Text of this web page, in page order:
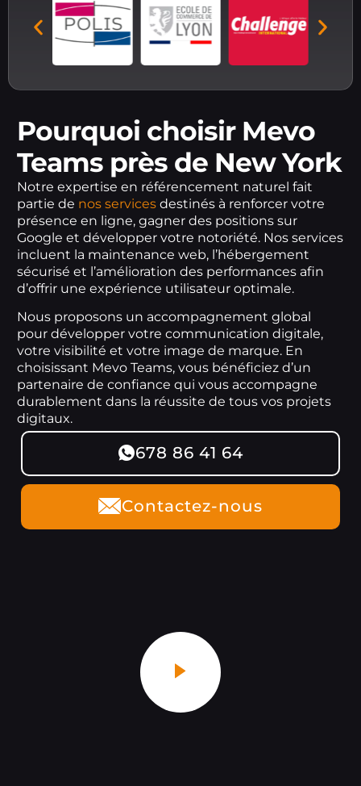
Pourquoi choisir Mevo
Teams près de New York
Notre expertise en référencement naturel fait
partie de nos services destinés à renforcer votre
présence en ligne, gagner des positions sur
Google et développer votre notoriété. Nos services
incluent la maintenance web, l’hébergement
sécurisé et l’amélioration des performances afin
d’offrir une expérience utilisateur optimale.
Nous proposons un accompagnement global
pour développer votre communication digitale,
votre visibilité et votre image de marque. En
choisissant Mevo Teams, vous bénéficiez d’un
partenaire de confiance qui vous accompagne
durablement dans la réussite de tous vos projets
digitaux.
678 86 41 64
Contactez-nous